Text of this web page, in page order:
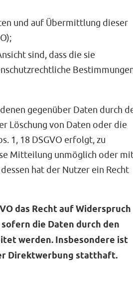
und auf Übermittlung dieser
sind, dass die sie
gegenüber Daten durch
Löschung von Daten oder die
1, 18 DSGVO erfolgt, zu
Mitteilung unmöglich oder
hat der Nutzer ein Recht
das Recht auf Widerspruch
die Daten durch den
werden. Insbesondere ist
Direktwerbung statthaft.